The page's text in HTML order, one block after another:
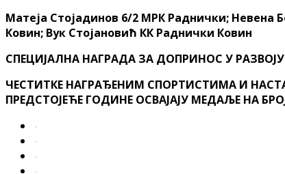
Матеја Стојадинов 6/2 МРК Раднички; Невена
Ковин; Вук Стојановић КК Раднички Ковин
СПЕЦИЈАЛНА НАГРАДА ЗА ДОПРИНОС У РАЗВОЈУ
ЧЕСТИТКЕ НАГРАЂЕНИМ СПОРТИСТИМА И
ПРЕДСТОЈЕЋЕ ГОДИНЕ ОСВАЈАЈУ МЕДАЉЕ НА